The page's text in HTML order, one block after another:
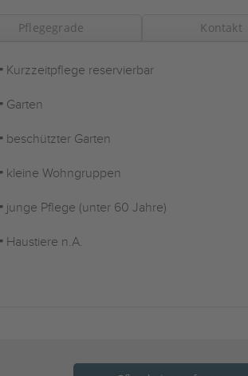
Pflegegrade Kontakt
Kurzzeitpflege reservierbar
Garten
beschützter Garten
kleine Wohngruppen
junge Pflege (unter 60 Jahre)
Haustiere n.A.